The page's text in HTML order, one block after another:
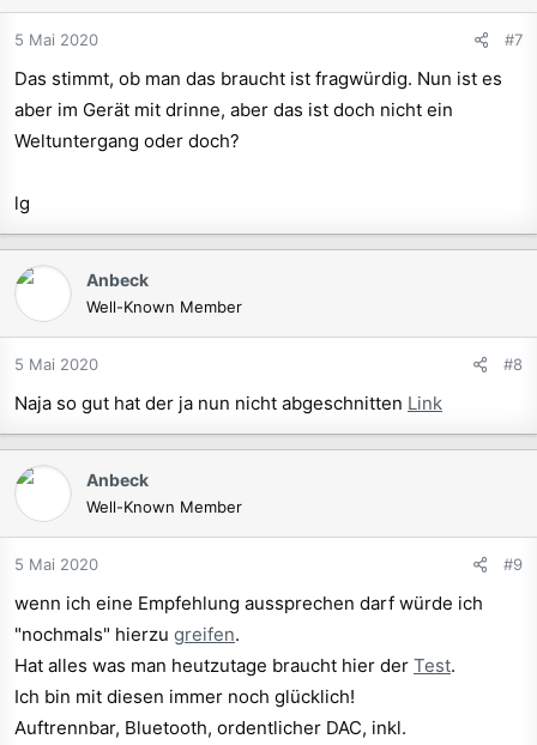
o
n
n
:
5 Mai 2020 #7
Das stimmt, ob man das braucht ist fragwürdig. Nun ist es
aber im Gerät mit drinne, aber das ist doch nicht ein
Weltuntergang oder doch?
lg
Anbeck
Well-Known Member
5 Mai 2020 #8
Naja so gut hat der ja nun nicht abgeschnitten Link
Anbeck
Well-Known Member
5 Mai 2020 #9
wenn ich eine Empfehlung aussprechen darf würde ich
"nochmals" hierzu greifen.
Hat alles was man heutzutage braucht hier der Test.
Ich bin mit diesen immer noch glücklich!
Auftrennbar, Bluetooth, ordentlicher DAC, inkl.